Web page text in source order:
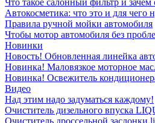
Что такое салонный фильтр и
Автокосметика: что это и для чего
Правила ручной мойки автомобиля
Чтобы мотор автомобиля без
Новинки
Новость! Обновленная линейка
Новинка! Маловязкое моторное
Новинка! Освежитель
Видео
Над этим надо задуматься каждому!
Очиститель дизельного впуска
Очиститель дроссельной заслонки